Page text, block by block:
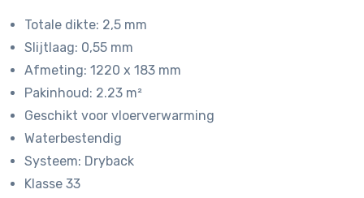
€ 43,95.€ 37,95.
Totale dikte: 2,5 mm
Slijtlaag: 0,55 mm
Afmeting: 1220 x 183 mm
Pakinhoud: 2.23 m²
Geschikt voor vloerverwarming
Waterbestendig
Systeem: Dryback
Klasse 33